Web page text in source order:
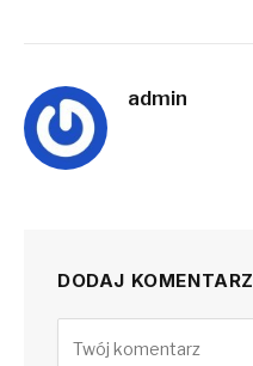
admin
DODAJ KOMENTARZ